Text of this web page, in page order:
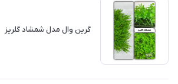
گرین وال مدل شمشاد گلریز